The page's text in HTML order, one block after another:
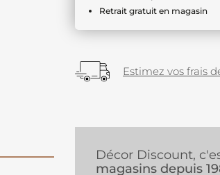
Retrait gratuit en magasin
Estimez vos frais
Décor Discount,
magasins depuis